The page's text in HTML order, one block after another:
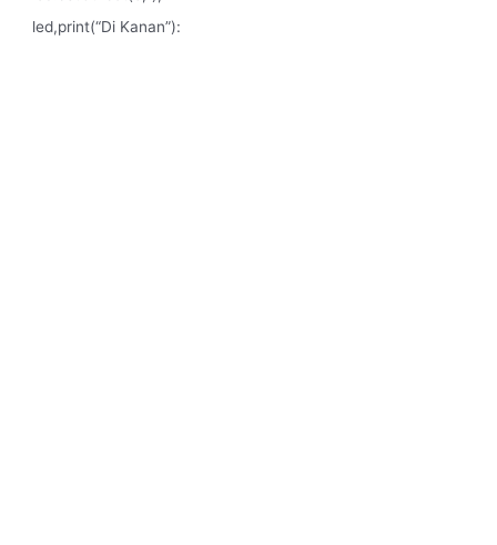
led,print(“Di Kanan”):